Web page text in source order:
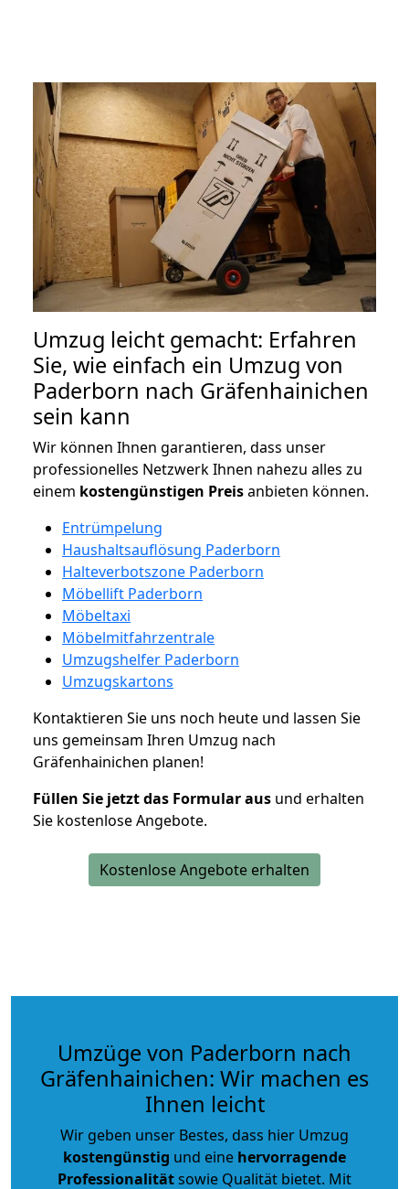
Umzug leicht gemacht: Erfahren
Sie, wie einfach ein Umzug von
Paderborn nach Gräfenhainichen
sein kann
Wir können Ihnen garantieren, dass unser
professionelles Netzwerk Ihnen nahezu alles zu
einem kostengünstigen Preisanbieten können.
Entrümpelung
Haushaltsauflösung Paderborn
Halteverbotszone Paderborn
Möbellift Paderborn
Möbeltaxi
Möbelmitfahrzentrale
Umzugshelfer Paderborn
Umzugskartons
Kontaktieren Sie uns noch heute und lassen Sie
uns gemeinsam Ihren Umzug nach
Gräfenhainichen planen!
Füllen Sie jetzt das Formular aus und erhalten
Sie kostenlose Angebote.
Kostenlose Angebote erhalten
Umzüge von Paderborn nach
Gräfenhainichen: Wir machen es
Ihnen leicht
Wir geben unser Bestes, dass hier Umzug
kostengünstig und eine hervorragende
Professionalitätsowie Qualität bietet. Mit